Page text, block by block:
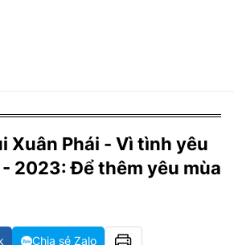
Xuân Phái - Vì tình yêu
- 2023: Để thêm yêu mùa
Chia sẻ Zalo